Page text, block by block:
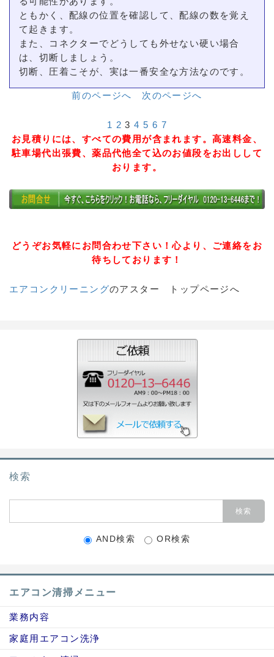
ともかく、配線の位置を確認して、配線の数を覚え
て起きます。
また、コネクターでどうしても外せない硬い場合
は、切断しましょう。
切断、圧着こそが、実は一番安全な方法なのです。
前のページへ 次のページへ
1 2 34 5 6 7
お見積りには、すべての費用が含まれます。高速料金、
駐車場代出張費、薬品代他全て込のお値段をお出しして
おります。
どうぞお気軽にお問合わせ下さい！心より、ご連絡をお
待ちしております！
エアコンクリーニングのアスター トップページへ
検索
AND検索 OR検索
エアコン清掃メニュー
業務内容
家庭用エアコン洗浄